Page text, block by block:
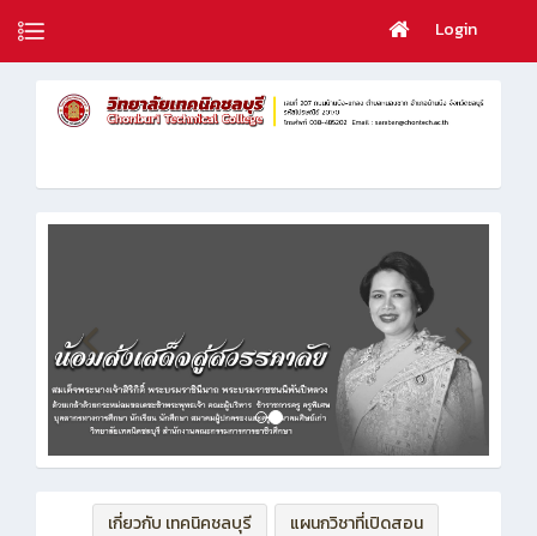
Login
เกี่ยวกับ เทคนิคชลบุรี
แผนกวิชาที่เปิดสอน